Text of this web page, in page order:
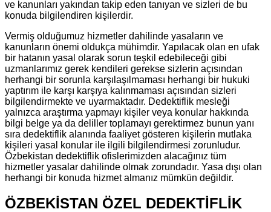
ve kanunları yakından takip eden tanıyan ve sizleri de bu
konuda bilgilendiren kişilerdir.
Vermiş olduğumuz hizmetler dahilinde yasaların ve
kanunların önemi oldukça mühimdir. Yapılacak olan en ufak
bir hatanın yasal olarak sorun teşkil edebileceği gibi
uzmanlarımız gerek kendileri gerekse sizlerin açısından
herhangi bir sorunla karşılaşılmaması herhangi bir hukuki
yaptırım ile karşı karşıya kalınmaması açısından sizleri
bilgilendirmekte ve uyarmaktadır. Dedektiflik mesleği
yalnızca araştırma yapmayı kişiler veya konular hakkında
bilgi belge ya da deliller toplamayı gerektirmez bunun yanı
sıra dedektiflik alanında faaliyet gösteren kişilerin mutlaka
kişileri yasal konular ile ilgili bilgilendirmesi zorunludur.
Özbekistan dedektiflik ofislerimizden alacağınız tüm
hizmetler yasalar dahilinde olmak zorundadır. Yasa dışı olan
herhangi bir konuda hizmet almanız mümkün değildir.
ÖZBEKİSTAN ÖZEL DEDEKTİFLİK